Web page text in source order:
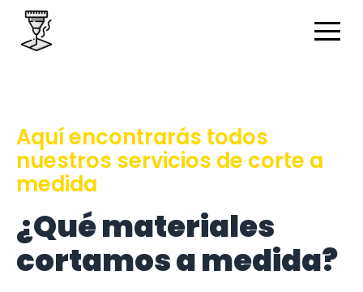
Aquí encontrarás todos
nuestros servicios de corte a
medida
¿Qué materiales
cortamos a medida?